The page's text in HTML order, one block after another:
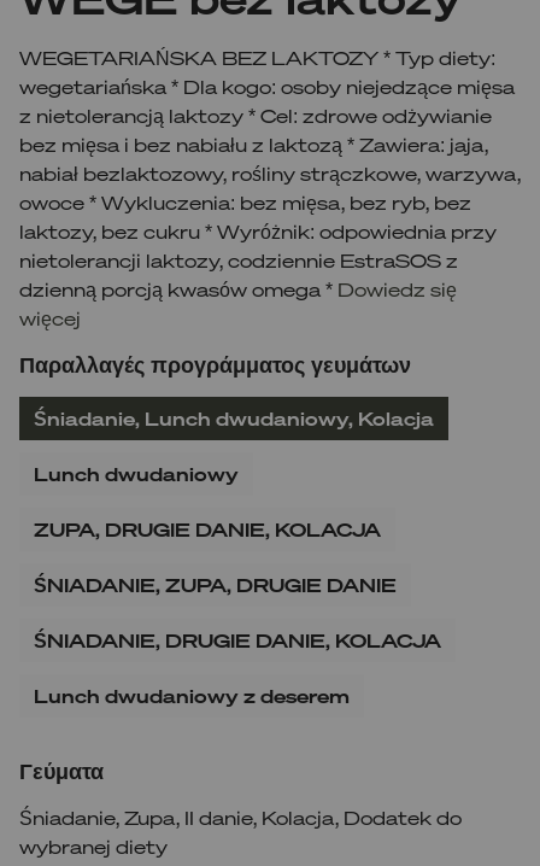
WEGETARIAŃSKA BEZ LAKTOZY * Typ diety:
wegetariańska * Dla kogo: osoby niejedzące mięsa
z nietolerancją laktozy * Cel: zdrowe odżywianie
bez mięsa i bez nabiału z laktozą * Zawiera: jaja,
nabiał bezlaktozowy, rośliny strączkowe, warzywa,
owoce * Wykluczenia: bez mięsa, bez ryb, bez
laktozy, bez cukru * Wyróżnik: odpowiednia przy
nietolerancji laktozy, codziennie EstraSOS z
dzienną porcją kwasów omega * Dowiedz się
więcej
Παραλλαγές προγράμματος γευμάτων
Śniadanie, Lunch dwudaniowy, Kolacja
Lunch dwudaniowy
ZUPA, DRUGIE DANIE, KOLACJA
ŚNIADANIE, ZUPA, DRUGIE DANIE
ŚNIADANIE, DRUGIE DANIE, KOLACJA
Lunch dwudaniowy z deserem
Γεύματα
Śniadanie,Zupa, II danie, Kolacja, Dodatek do
wybranej diety